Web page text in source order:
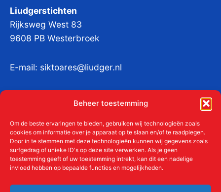
Beheer toestemming
Om de beste ervaringen te bieden, gebruiken wij technologieën zoals
cookies om informatie over je apparaat op te slaan en/of te raadplegen.
Door in te stemmen met deze technologieën kunnen wij gegevens zoals
surfgedrag of unieke ID's op deze site verwerken. Als je geen
toestemming geeft of uw toestemming intrekt, kan dit een nadelige
invloed hebben op bepaalde functies en mogelijkheden.
Liudgerstichten
Rijksweg West 83
9608 PB Westerbroek
E-mail: siktoares@liudger.nl
KvKnr:41011712
Meer over de Liudgerstichten